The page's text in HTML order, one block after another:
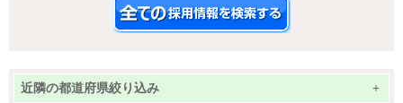
近隣の都道府県絞り込み +